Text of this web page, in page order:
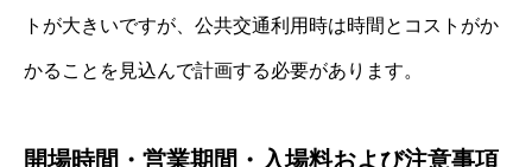
トが大きいですが、公共交通利用時は時間とコストがか
かることを見込んで計画する必要があります。
開場時間・営業期間・入場料および注意事項